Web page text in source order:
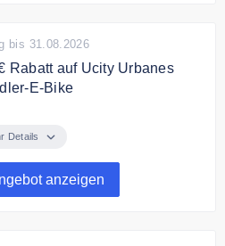
bis 31.08.2026
Rabatt auf Ucity Urbanes
Rabatt.
Details
anzeigen